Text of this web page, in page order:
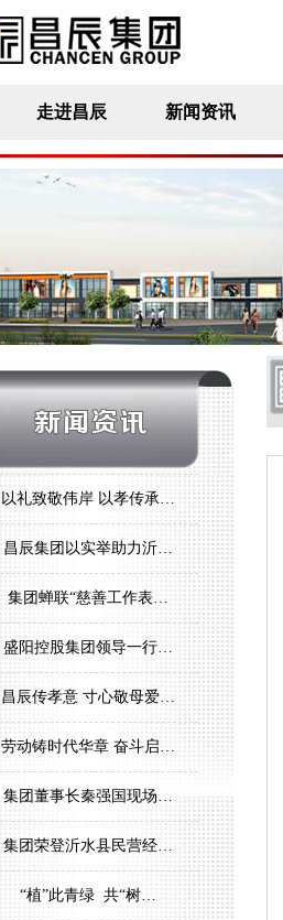
走进昌辰 新闻资讯
以礼致敬伟岸 以孝传承…
昌辰集团以实举助力沂…
集团蝉联“慈善工作表…
盛阳控股集团领导一行…
昌辰传孝意 寸心敬母爱…
劳动铸时代华章 奋斗启…
集团董事长秦强国现场…
集团荣登沂水县民营经…
“植”此青绿 共“树…